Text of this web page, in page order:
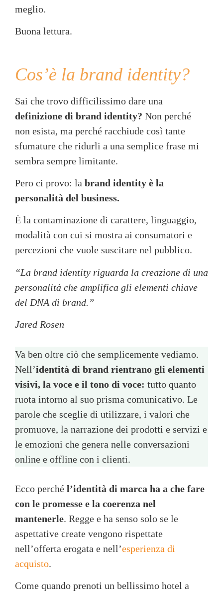
meglio.
Buona lettura.
Cos’è la brand identity?
Sai che trovo difficilissimo dare una
definizione di brand identity? Non perché
non esista, ma perché racchiude così tante
sfumature che ridurli a una semplice frase mi
sembra sempre limitante.
Pero ci provo: la brand identity è la
personalità del business.
È la contaminazione di carattere, linguaggio,
modalità con cui si mostra ai consumatori e
percezioni che vuole suscitare nel pubblico.
“La brand identity riguarda la creazione di una
personalità che amplifica gli elementi chiave
del DNA di brand.”
Jared Rosen
Va ben oltre ciò che semplicemente vediamo.
Nell’identità di brand rientrano gli elementi
visivi, la voce e il tono di voce: tutto quanto
ruota intorno al suo prisma comunicativo. Le
parole che sceglie di utilizzare, i valori che
promuove, la narrazione dei prodotti e servizi e
le emozioni che genera nelle conversazioni
online e offline con i clienti.
Ecco perché l’identità di marca ha a che fare
con le promesse e la coerenza nel
mantenerle. Regge e ha senso solo se le
aspettative create vengono rispettate
nell’offerta erogata e nell’esperienza di
acquisto.
Come quando prenoti un bellissimo hotel a